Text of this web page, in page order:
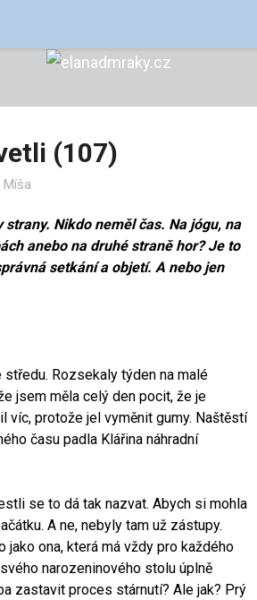
(107)
Míša
Nikdo neměl čas. Na jógu, na
anebo na druhé straně hor? Je to
setkání a objetí. A nebo jen
Rozsekaly týden na malé
jsem měla celý den pocit, že je
víc, protože jel vyměnit gumy. Naštěstí
času padla Klářina náhradní
se to dá tak nazvat. Abych si mohla
A ne, nebyly tam už zástupy.
jako ona, která má vždy pro každého
narozeninového stolu úplně
zastavit proces stárnutí? Ale jak? Prý